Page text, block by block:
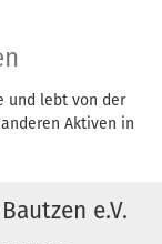
und lebt von der
Aktiven in
e.V.